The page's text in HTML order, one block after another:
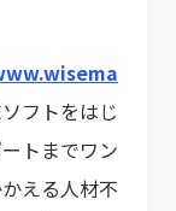
フトをはじ
トまでワン
える人材不